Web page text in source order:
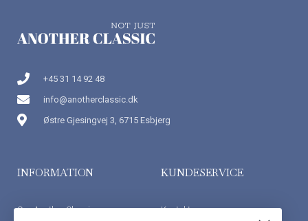
+45 31 14 92 48
info@anotherclassic.dk
Østre Gjesingvej 3, 6715 Esbjerg
INFORMATION
Om Another Classic
KUNDESERVICE
Kontakt os